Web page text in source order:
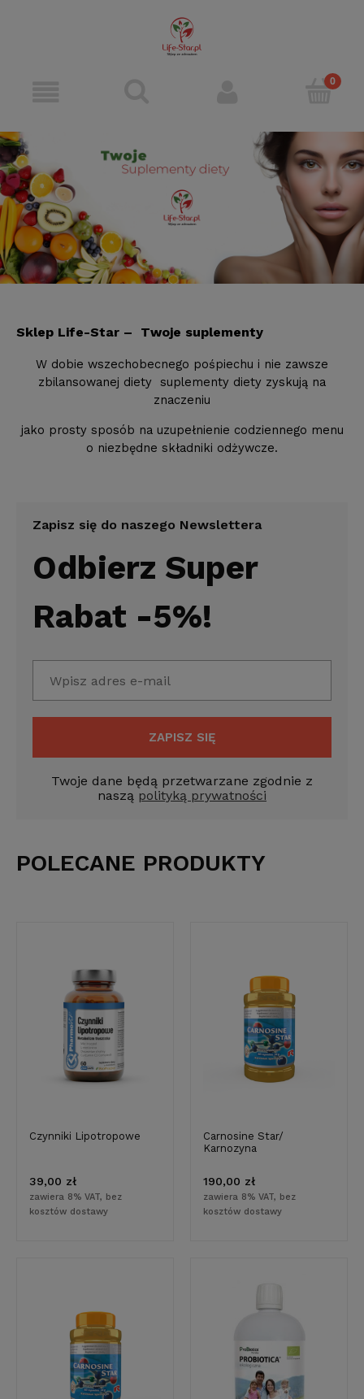
Sklep Life-Star – Twoje suplementy
W dobie wszechobecnego pośpiechu i nie zawsze
zbilansowanej diety suplementy diety zyskują na
znaczeniu
jako prosty sposób na uzupełnienie codziennego menu
o niezbędne składniki odżywcze.
Zapisz się do naszego Newslettera
Odbierz Super
Rabat -5%!
ZAPISZ SIĘ
Twoje dane będą przetwarzane zgodnie z
naszą polityką prywatności
POLECANE PRODUKTY
Czynniki Lipotropowe
39,00 zł
zawiera 8% VAT, bez
kosztów dostawy
Carnosine Star/
Karnozyna
190,00 zł
zawiera 8% VAT, bez
kosztów dostawy